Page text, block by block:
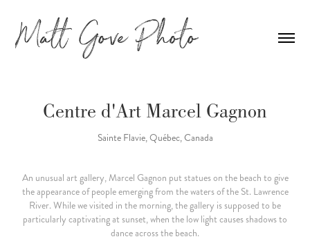
Centre d'Art Marcel Gagnon
Sainte Flavie, Québec, Canada
An unusual art gallery, Marcel Gagnon put statues on the beach to give
the appearance of people emerging from the waters of the St. Lawrence
River. While we visited in the morning, the gallery is supposed to be
particularly captivating at sunset, when the low light causes shadows to
dance across the beach.